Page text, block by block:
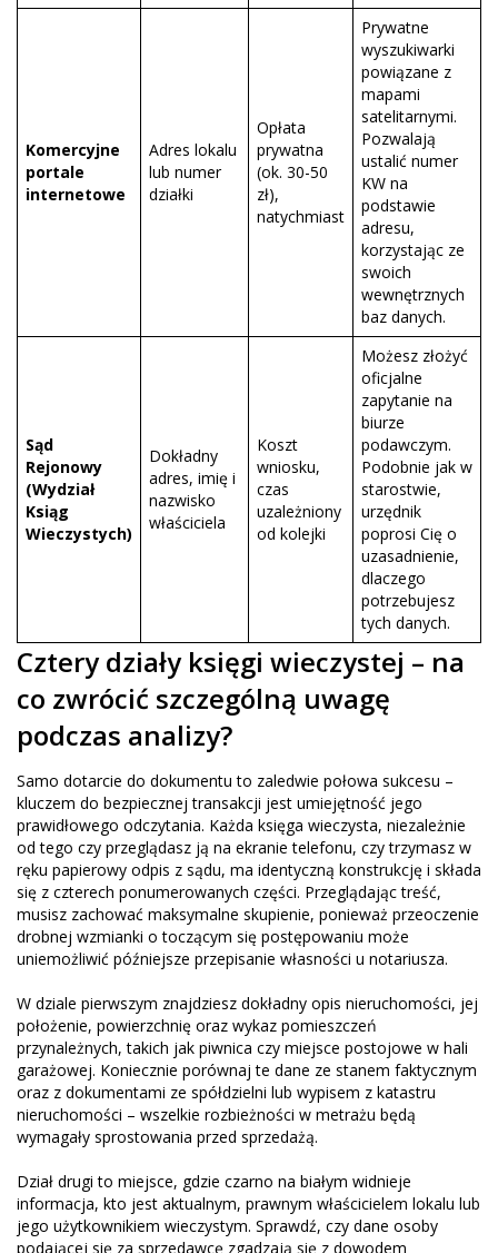
Komercyjne
portale
internetowe
Adres lokalu
lub numer
działki
Opłata
prywatna
(ok. 30-50
zł),
natychmiast
Prywatne
wyszukiwarki
powiązane z
mapami
satelitarnymi.
Pozwalają
ustalić numer
KW na
podstawie
adresu,
korzystając ze
swoich
wewnętrznych
baz danych.
Sąd
Rejonowy
(Wydział
Ksiąg
Wieczystych)
Dokładny
adres, imię i
nazwisko
właściciela
Koszt
wniosku,
czas
uzależniony
od kolejki
Możesz złożyć
oficjalne
zapytanie na
biurze
podawczym.
Podobnie jak w
starostwie,
urzędnik
poprosi Cię o
uzasadnienie,
dlaczego
potrzebujesz
tych danych.
Cztery działy księgi wieczystej – na
co zwrócić szczególną uwagę
podczas analizy?
Samo dotarcie do dokumentu to zaledwie połowa sukcesu –
kluczem do bezpiecznej transakcji jest umiejętność jego
prawidłowego odczytania. Każda księga wieczysta, niezależnie
od tego czy przeglądasz ją na ekranie telefonu, czy trzymasz w
ręku papierowy odpis z sądu, ma identyczną konstrukcję i składa
się z czterech ponumerowanych części. Przeglądając treść,
musisz zachować maksymalne skupienie, ponieważ przeoczenie
drobnej wzmianki o toczącym się postępowaniu może
uniemożliwić późniejsze przepisanie własności u notariusza.
W dziale pierwszym znajdziesz dokładny opis nieruchomości, jej
położenie, powierzchnię oraz wykaz pomieszczeń
przynależnych, takich jak piwnica czy miejsce postojowe w hali
garażowej. Koniecznie porównaj te dane ze stanem faktycznym
oraz z dokumentami ze spółdzielni lub wypisem z katastru
nieruchomości – wszelkie rozbieżności w metrażu będą
wymagały sprostowania przed sprzedażą.
Dział drugi to miejsce, gdzie czarno na białym widnieje
informacja, kto jest aktualnym, prawnym właścicielem lokalu lub
jego użytkownikiem wieczystym. Sprawdź, czy dane osoby
podającej się za sprzedawcę zgadzają się z dowodem